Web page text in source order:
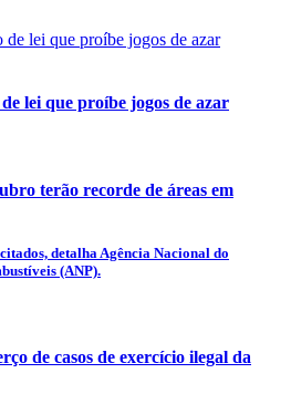
lei que proíbe jogos de azar
terão recorde de áreas em
detalha Agência Nacional do
(ANP).
de casos de exercício ilegal da